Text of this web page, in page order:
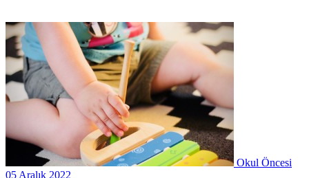
Okul Öncesi
05 Aralık 2022